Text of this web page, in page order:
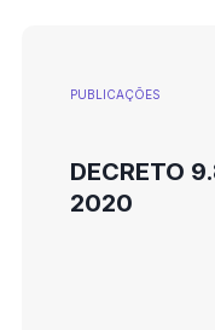
PUBLICAÇÕES
DECRETO
2020